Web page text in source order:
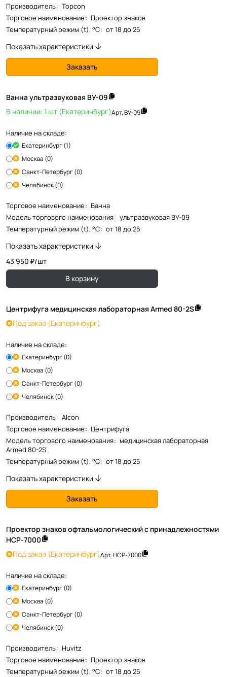
Производитель: Topcon
Торговое наименование: Проектор знаков
Температурный режим (t), °С: от 18 до 25
Показать характеристики
Заказать
Ванна ультразвуковая ВУ-09
В наличии: 1 шт (Екатеринбург)Арт.ВУ-09
Наличие на складе:
Екатеринбург (1)
Москва (0)
Санкт-Петербург (0)
Челябинск (0)
Торговое наименование: Ванна
Модель торгового наименования: ультразвуковая ВУ-09
Температурный режим (t), °С: от 18 до 25
Показать характеристики
43 950 ₽/шт
В корзину
Центрифуга медицинская лабораторная Armed 80-2S
Под заказ (Екатеринбург)
Наличие на складе:
Екатеринбург (0)
Москва (0)
Санкт-Петербург (0)
Челябинск (0)
Производитель: Alcon
Торговое наименование: Центрифуга
Модель торгового наименования: медицинская лабораторная
Armed 80-2S
Температурный режим (t), °С: от 18 до 25
Показать характеристики
Заказать
Проектор знаков офтальмологический с принадлежностями
HCP-7000
Под заказ (Екатеринбург)Арт.HCP-7000
Наличие на складе:
Екатеринбург (0)
Москва (0)
Санкт-Петербург (0)
Челябинск (0)
Производитель: Huvitz
Торговое наименование: Проектор знаков
Температурный режим (t), °С: от 18 до 25